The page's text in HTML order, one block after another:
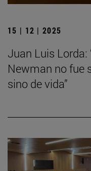
15 | 12 | 2025
Juan Luis Lorda:
Newman no fue
sino de vida”